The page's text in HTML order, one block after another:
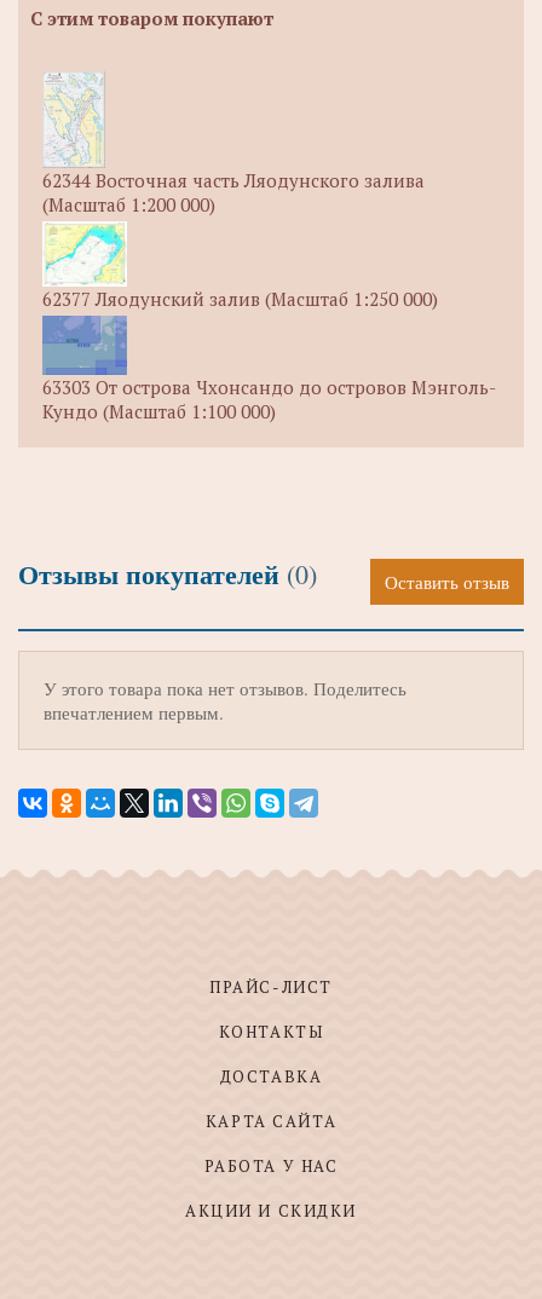
С этим товаром покупают
62344 Восточная часть Ляодунского залива
(Масштаб 1:200 000)
62377 Ляодунский залив (Масштаб 1:250 000)
63303 От острова Чхонсандо до островов Мэнголь-
Кундо (Масштаб 1:100 000)
Отзывы покупателей (0) Оставить отзыв
У этого товара пока нет отзывов. Поделитесь
впечатлением первым.
ПРАЙС-ЛИСТ
КОНТАКТЫ
ДОСТАВКА
КАРТА САЙТА
РАБОТА У НАС
АКЦИИ И СКИДКИ